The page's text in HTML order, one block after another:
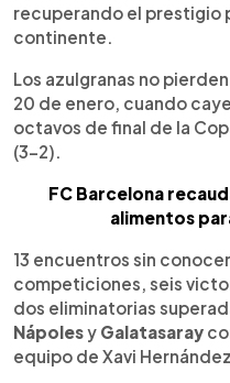
recuperando el prestigio
continente.
Los azulgranas no
20 de enero, cuando
octavos de final de la
(3-2).
FC Barcelona
alimentos
13 encuentros sin
competiciones, seis
dos eliminatorias
Nápolesy Galatasaray
equipo de Xavi